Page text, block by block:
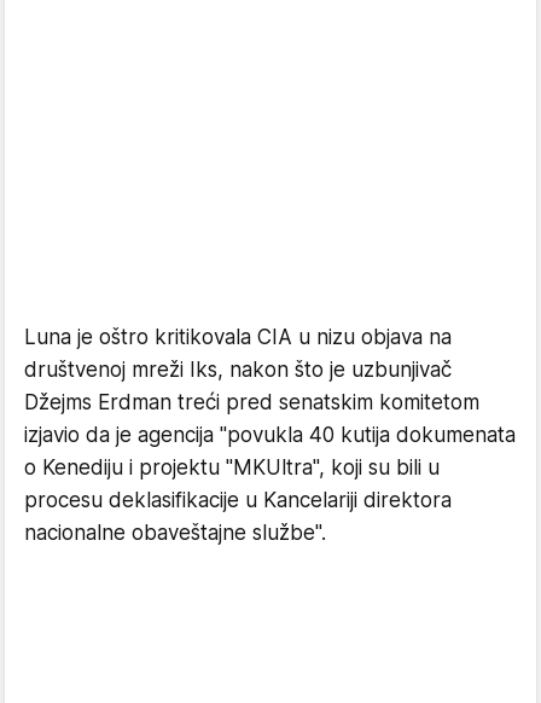
Luna je oštro kritikovala CIA u nizu objava na
društvenoj mreži Iks, nakon što je uzbunjivač
Džejms Erdman treći pred senatskim komitetom
izjavio da je agencija "povukla 40 kutija dokumenata
o Kenediju i projektu "MKUltra", koji su bili u
procesu deklasifikacije u Kancelariji direktora
nacionalne obaveštajne službe".